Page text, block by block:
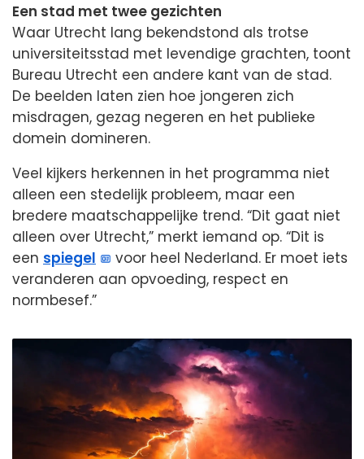
Een stad met twee gezichten
Waar Utrecht lang bekendstond als trotse
universiteitsstad met levendige grachten, toont
Bureau Utrecht een andere kant van de stad.
De beelden laten zien hoe jongeren zich
misdragen, gezag negeren en het publieke
domein domineren.
Veel kijkers herkennen in het programma niet
alleen een stedelijk probleem, maar een
bredere maatschappelijke trend. “Dit gaat niet
alleen over Utrecht,” merkt iemand op. “Dit is
een spiegel
voor heel Nederland. Er moet iets
veranderen aan opvoeding, respect en
normbesef.”